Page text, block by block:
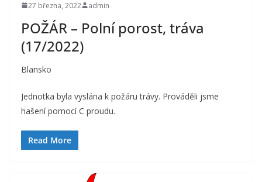
27 března, 2022 admin
POŽÁR – Polní porost, tráva
(17/2022)
Blansko
Jednotka byla vyslána k požáru trávy. Prováděli jsme
hašení pomocí C proudu.
Read More